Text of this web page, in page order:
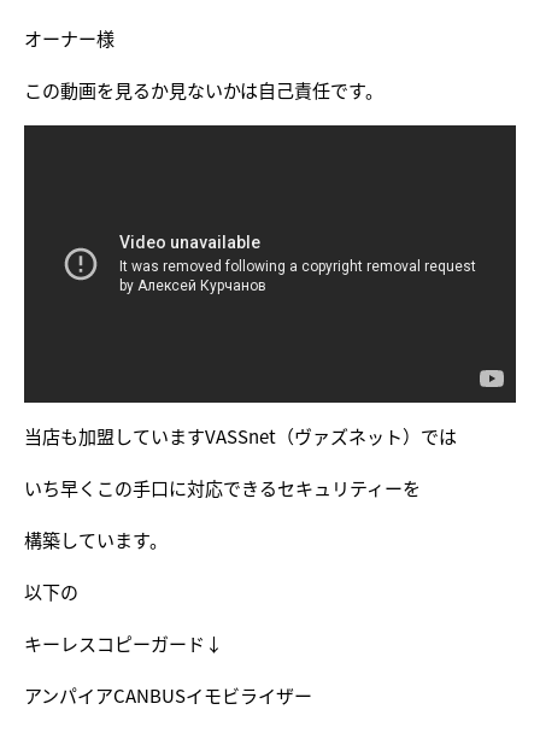
オーナー様
この動画を見るか見ないかは自己責任です。
当店も加盟していますVASSnet（ヴァズネット）では
いち早くこの手口に対応できるセキュリティーを
構築しています。
以下の
キーレスコピーガード↓
アンパイアCANBUSイモビライザー